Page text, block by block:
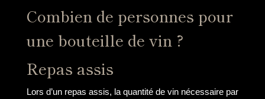
Combien de personnes pour
une bouteille de vin ?
Repas assis
Lors d’un repas assis, la quantité de vin nécessaire par